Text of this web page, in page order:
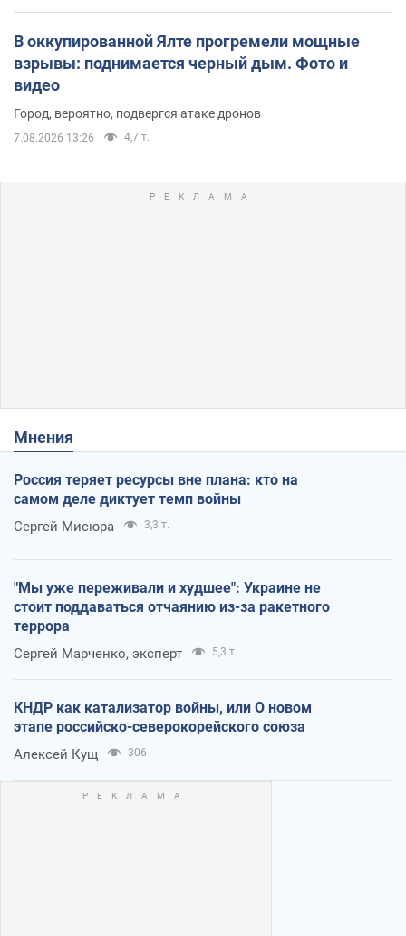
В оккупированной Ялте прогремели мощные
взрывы: поднимается черный дым. Фото и
видео
Город, вероятно, подвергся атаке дронов
7.08.2026 13:26 4,7 т.
Мнения
Россия теряет ресурсы вне плана: кто на
самом деле диктует темп войны
Сергей Мисюра 3,3 т.
"Мы уже переживали и худшее": Украине не
стоит поддаваться отчаянию из-за ракетного
террора
Сергей Марченко, эксперт 5,3 т.
КНДР как катализатор войны, или О новом
этапе российско-северокорейского союза
Алексей Кущ 306